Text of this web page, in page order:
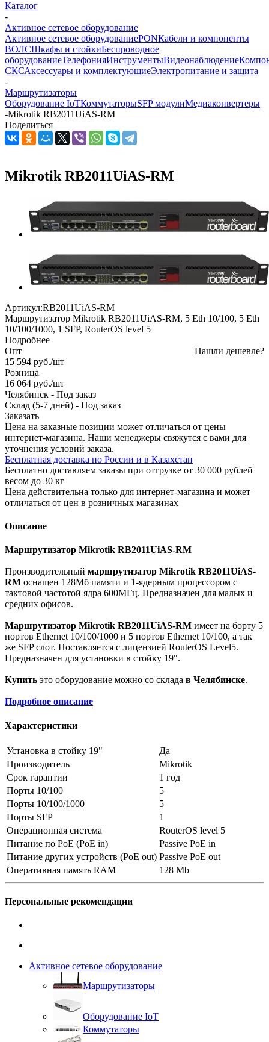
Каталог
-
Активное сетевое оборудование
Активное сетевое оборудованиеPONКабели и компоненты
ВОЛСШкафы и стойкиБеспроводное
оборудованиеТелефонияИнструментыВидеонаблюдение
СКСАксессуары и комплектующиеЭлектропитание и защита
-
Маршрутизаторы
Оборудование IoTКоммутаторыSFP модулиМедиаконвертеры
-Mikrotik RB2011UiAS-RM
Поделиться
Mikrotik RB2011UiAS-RM
Артикул:RB2011UiAS-RM
Маршрутизатор Mikrotik RB2011UiAS-RM, 5 Eth 10/100, 5 Eth
10/100/1000, 1 SFP, RouterOS level 5
Подробнее
Нашли дешевле?
Опт
15 594 руб./шт
Розница
16 064 руб./шт
Челябинск - Под заказ
Склад (5-7 дней) - Под заказ
Заказать
Цена на заказные позиции может отличаться от цены
интернет-магазина. Наши менеджеры свяжутся с вами для
уточнения условий заказа.
Бесплатная доставка по России и в Казахстан
Бесплатно доставляем заказы при отгрузке от 30 000 рублей
весом до 30 кг
Цена действительна только для интернет-магазина и может
отличаться от цен в розничных магазинах
Описание
Маршрутизатор Mikrotik RB2011UiAS-RM
Производительный маршрутизатор Mikrotik RB2011UiAS-
RM оснащен 128Мб памяти и 1-ядерным процессором с
тактовой частотой ядра 600МГц. Предназначен для малых и
средних офисов.
Маршрутизатор Mikrotik RB2011UiAS-RM имеет на борту 5
портов Ethernet 10/100/1000 и 5 портов Ethernet 10/100, а так
же SFP слот. Поставляется с лицензией RouterOS Level5.
Предназначен для установки в стойку 19".
Купить это оборудование можно со склада в Челябинске.
Подробное описание
Характеристики
Установка в стойку 19"
Да
Производитель
Mikrotik
Срок гарантии
1 год
Порты 10/100
5
Порты 10/100/1000
5
Порты SFP
1
Операционная система
RouterOS level 5
Питание по PoE (PoE in)
Passive PoE in
Питание других устройств (PoE out) Passive PoE out
Оперативная память RAM
128 Mb
Персональные рекомендации
Активное сетевое оборудование
Маршрутизаторы
Оборудование IoT
Коммутаторы